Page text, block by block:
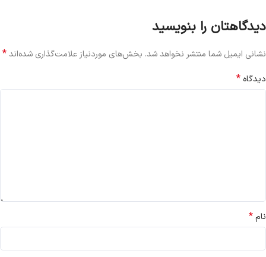
دیدگاهتان را بنویسید
نشانی ایمیل شما منتشر نخواهد شد. بخش‌های موردنیاز علامت‌گذاری شده‌اند*
دیدگاه *
نام*